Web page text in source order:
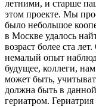
летними, и старше
этом проекте. Мы
было небольшое
в Москве удалось
возраст более ста
немалый опыт
будущее, коллеги,
может быть,
должна быть в
гериатром.